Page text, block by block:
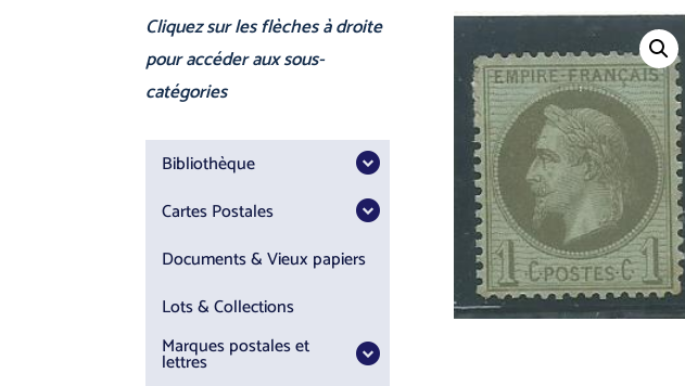
Cliquez sur les flèches à droite
pour accéder aux sous-
catégories
Bibliothèque
Cartes Postales
Documents & Vieux papiers
Lots & Collections
Marques postales et
lettres